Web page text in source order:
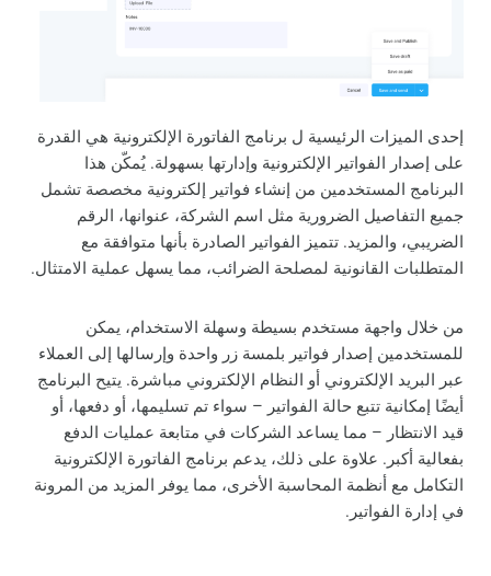
إحدى الميزات الرئيسية ل برنامج الفاتورة الإلكترونية هي القدرة
على إصدار الفواتير الإلكترونية وإدارتها بسهولة. يُمكّن هذا
البرنامج المستخدمين من إنشاء فواتير إلكترونية مخصصة تشمل
جميع التفاصيل الضرورية مثل اسم الشركة، عنوانها، الرقم
الضريبي، والمزيد. تتميز الفواتير الصادرة بأنها متوافقة مع
المتطلبات القانونية لمصلحة الضرائب، مما يسهل عملية الامتثال.
من خلال واجهة مستخدم بسيطة وسهلة الاستخدام، يمكن
للمستخدمين إصدار فواتير بلمسة زر واحدة وإرسالها إلى العملاء
عبر البريد الإلكتروني أو النظام الإلكتروني مباشرة. يتيح البرنامج
أيضًا إمكانية تتبع حالة الفواتير – سواء تم تسليمها، أو دفعها، أو
قيد الانتظار – مما يساعد الشركات في متابعة عمليات الدفع
بفعالية أكبر. علاوة على ذلك، يدعم برنامج الفاتورة الإلكترونية
التكامل مع أنظمة المحاسبة الأخرى، مما يوفر المزيد من المرونة
في إدارة الفواتير.